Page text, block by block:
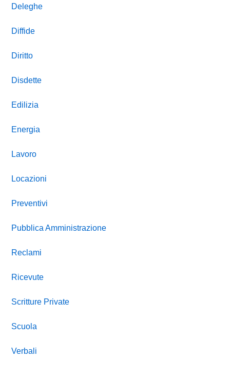
Deleghe
Diffide
Diritto
Disdette
Edilizia
Energia
Lavoro
Locazioni
Preventivi
Pubblica Amministrazione
Reclami
Ricevute
Scritture Private
Scuola
Verbali